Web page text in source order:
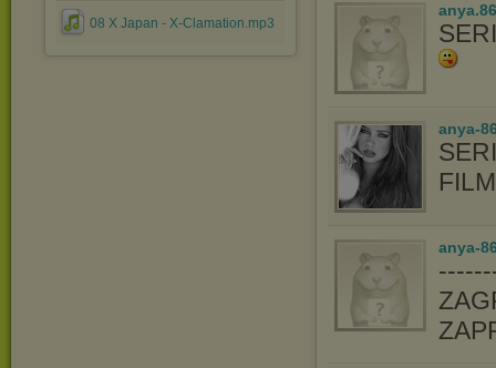
08 X Japan - X-Clamation.mp3
anya.86
anya-
anya-